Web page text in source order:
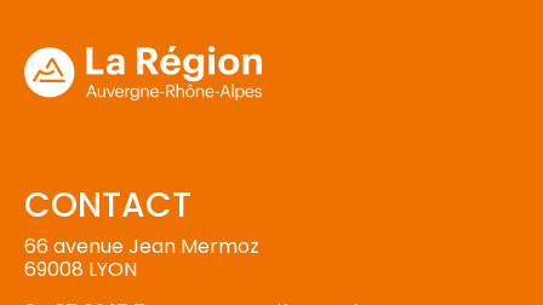
CONTACT
66 avenue Jean Mermoz
69008 LYON